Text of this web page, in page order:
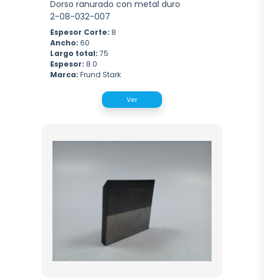
Dorso ranurado con metal duro
2-08-032-007
Espesor Corte: 8
Ancho: 60
Largo total: 75
Espesor: 8.0
Marca: Frund Stark
Ver